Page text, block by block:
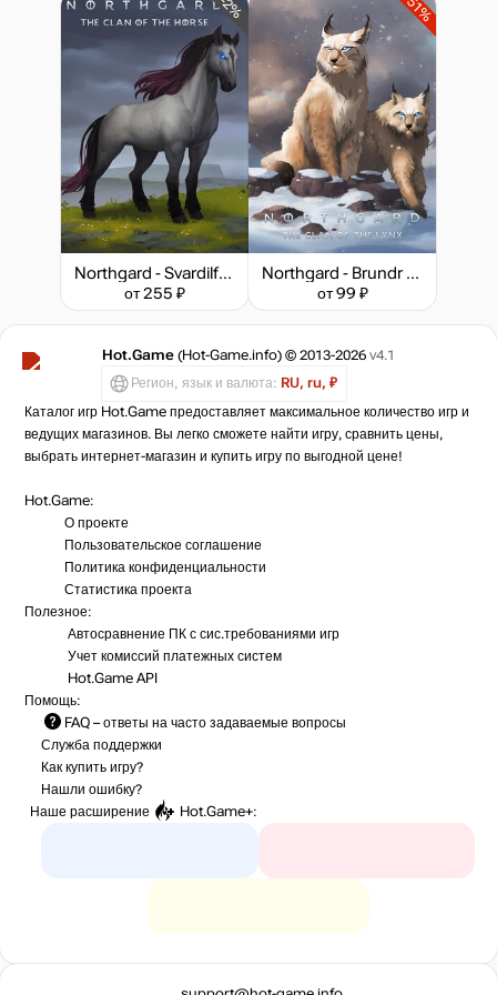
-2%
Northgard - Svardilfari, Clan of the Horse
от 255 ₽
-51%
Northgard - Brundr & Kaelinn, Clan of the Lynx
от 99 ₽
Hot.Game (Hot-Game.info) © 2013-2026 v4.1
Регион, язык и валюта: RU, ru, ₽
Каталог игр Hot.Game предоставляет максимальное количество игр и
ведущих магазинов. Вы легко сможете найти игру, сравнить цены,
выбрать интернет-магазин и купить игру по выгодной цене!
Hot.Game:
О проекте
Пользовательское соглашение
Политика конфиденциальности
Статистика проекта
Полезное:
Автосравнение ПК с сис.требованиями игр
Учет комиссий платежных систем
Hot.Game API
Помощь:
FAQ – ответы на часто задаваемые вопросы
Служба поддержки
Как купить игру?
Нашли ошибку?
Наше расширение
Hot.Game+: